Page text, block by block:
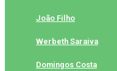
João Filho
Werbeth Saraiva
Domingos Costa